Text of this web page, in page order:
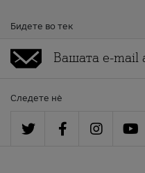
Бидете во тек
Следете нè